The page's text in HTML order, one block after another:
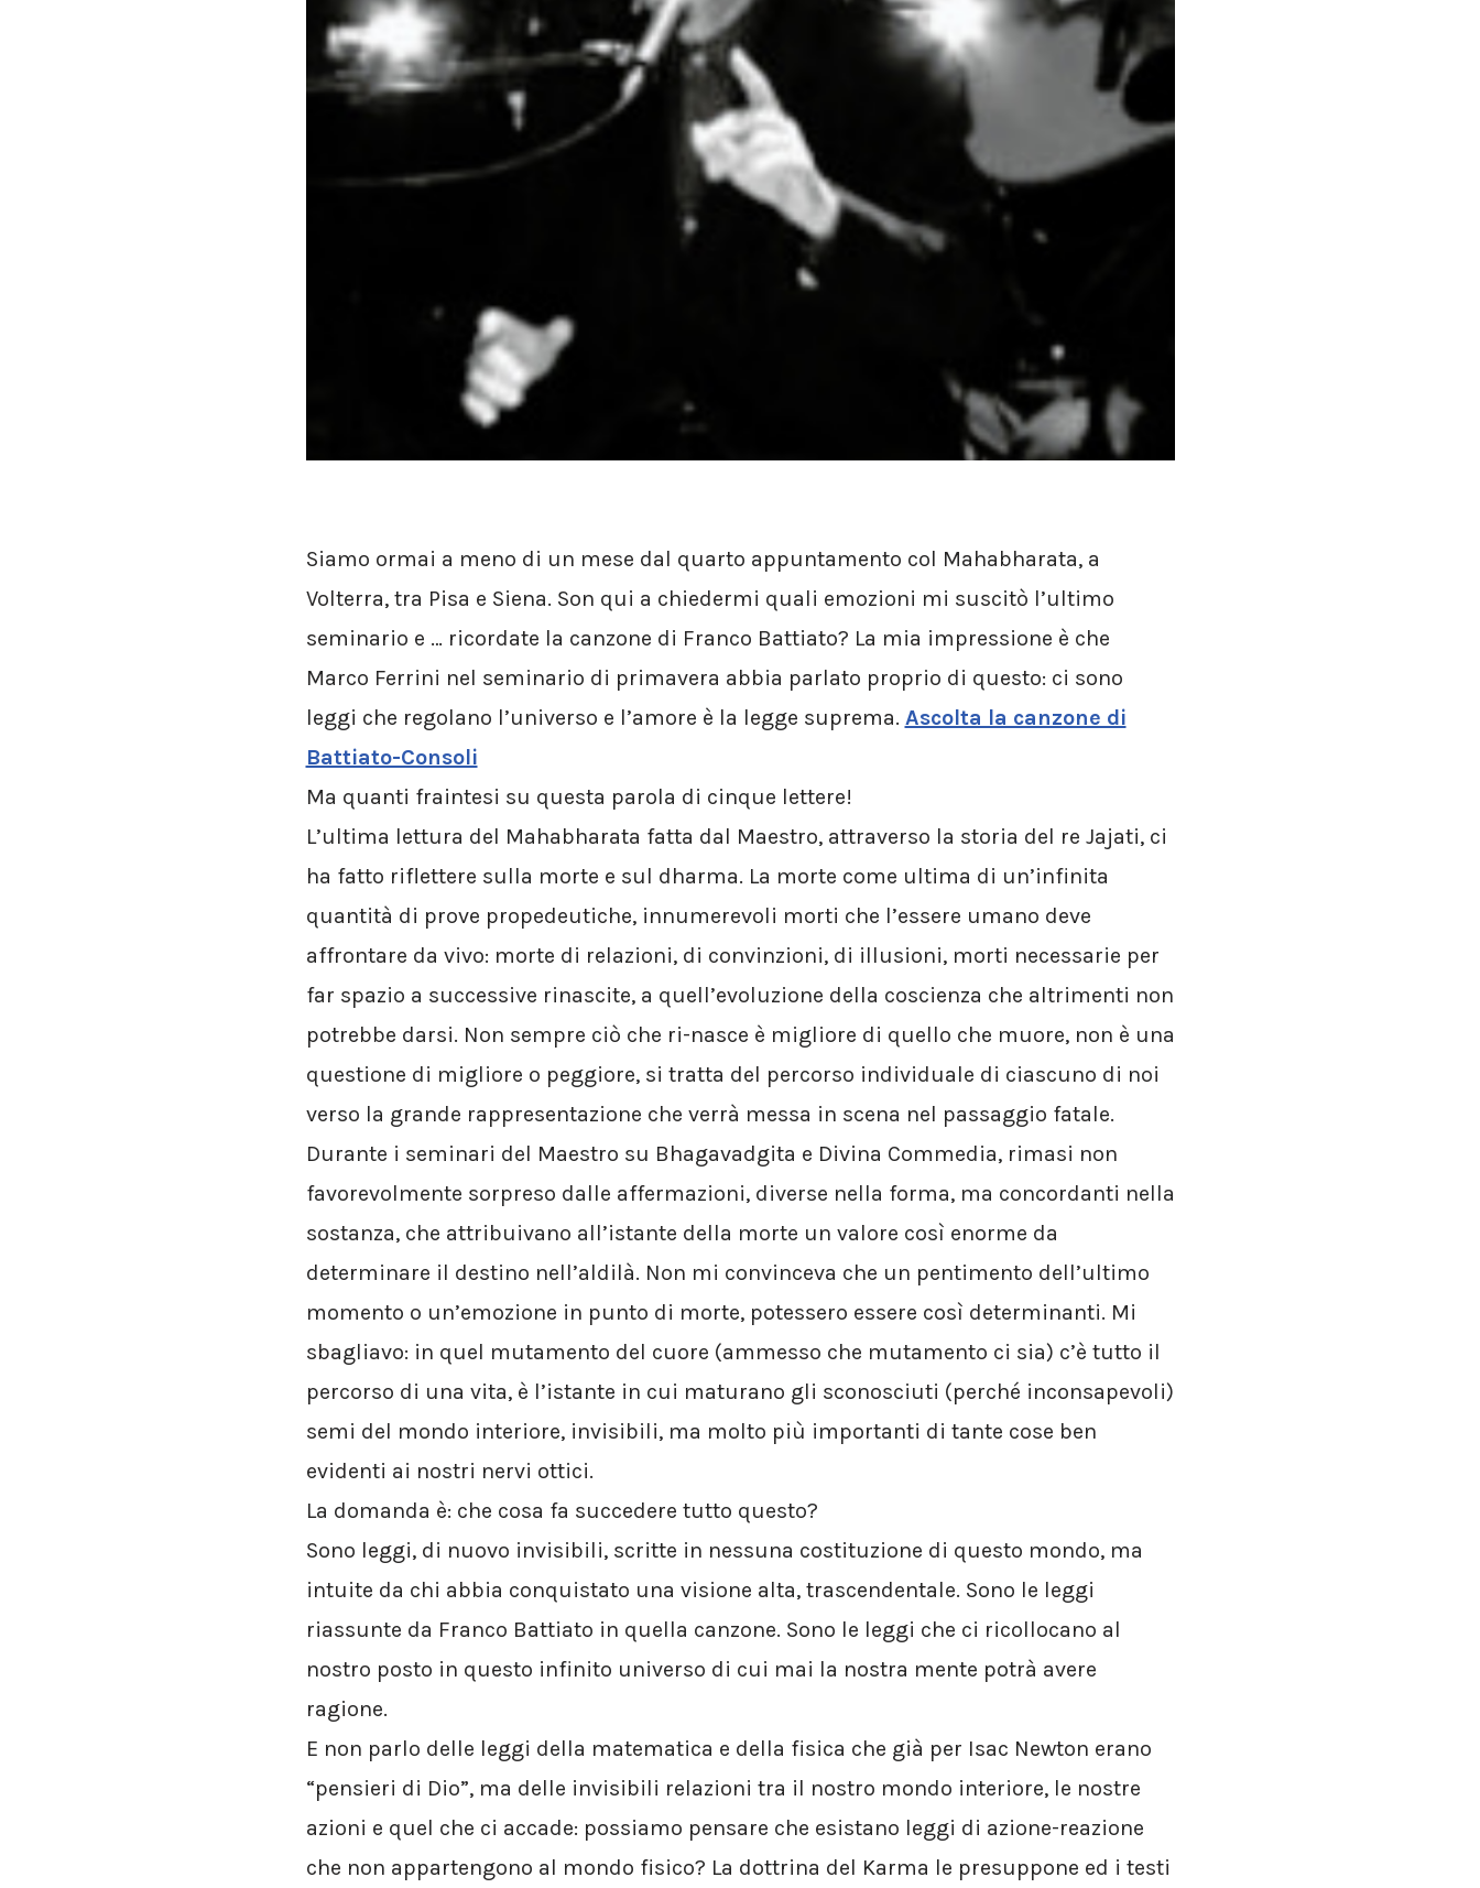
Siamo ormai a meno di un mese dal quarto appuntamento col Mahabharata, a
Volterra, tra Pisa e Siena. Son qui a chiedermi quali emozioni mi suscitò l’ultimo
seminario e … ricordate la canzone di Franco Battiato? La mia impressione è che
Marco Ferrini nel seminario di primavera abbia parlato proprio di questo: ci sono
leggi che regolano l’universo e l’amore è la legge suprema. Ascolta la canzone di
Battiato-Consoli
Ma quanti fraintesi su questa parola di cinque lettere!
L’ultima lettura del Mahabharata fatta dal Maestro, attraverso la storia del re Jajati, ci
ha fatto riflettere sulla morte e sul dharma. La morte come ultima di un’infinita
quantità di prove propedeutiche, innumerevoli morti che l’essere umano deve
affrontare da vivo: morte di relazioni, di convinzioni, di illusioni, morti necessarie per
far spazio a successive rinascite, a quell’evoluzione della coscienza che altrimenti non
potrebbe darsi. Non sempre ciò che ri-nasce è migliore di quello che muore, non è una
questione di migliore o peggiore, si tratta del percorso individuale di ciascuno di noi
verso la grande rappresentazione che verrà messa in scena nel passaggio fatale.
Durante i seminari del Maestro su Bhagavadgita e Divina Commedia, rimasi non
favorevolmente sorpreso dalle affermazioni, diverse nella forma, ma concordanti nella
sostanza, che attribuivano all’istante della morte un valore così enorme da
determinare il destino nell’aldilà. Non mi convinceva che un pentimento dell’ultimo
momento o un’emozione in punto di morte, potessero essere così determinanti. Mi
sbagliavo: in quel mutamento del cuore (ammesso che mutamento ci sia) c’è tutto il
percorso di una vita, è l’istante in cui maturano gli sconosciuti (perché inconsapevoli)
semi del mondo interiore, invisibili, ma molto più importanti di tante cose ben
evidenti ai nostri nervi ottici.
La domanda è: che cosa fa succedere tutto questo?
Sono leggi, di nuovo invisibili, scritte in nessuna costituzione di questo mondo, ma
intuite da chi abbia conquistato una visione alta, trascendentale. Sono le leggi
riassunte da Franco Battiato in quella canzone. Sono le leggi che ci ricollocano al
nostro posto in questo infinito universo di cui mai la nostra mente potrà avere
ragione.
E non parlo delle leggi della matematica e della fisica che già per Isac Newton erano
“pensieri di Dio”, ma delle invisibili relazioni tra il nostro mondo interiore, le nostre
azioni e quel che ci accade: possiamo pensare che esistano leggi di azione-reazione
che non appartengono al mondo fisico? La dottrina del Karma le presuppone ed i testi